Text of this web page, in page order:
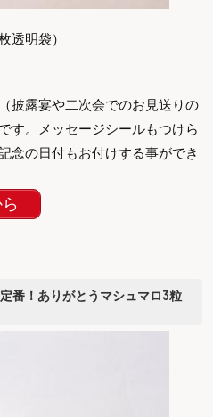
透明袋）
披露宴や二次会でのお見送りの
す。メッセージシールもつけら
念の日付もお付けする事ができ
番！ありがとうマシュマロ3粒